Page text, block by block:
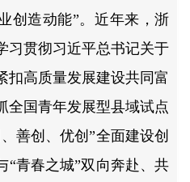
创造动能”。近年来，浙
习贯彻习近平总书记关于
扣高质量发展建设共同富
全国青年发展型县域试点
善创、优创”全面建设创
“青春之城”双向奔赴、共